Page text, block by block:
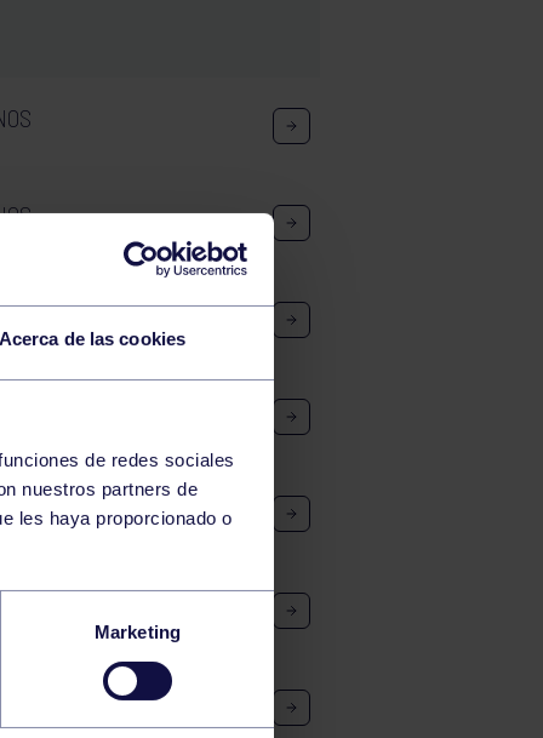
Acerca de las cookies
de redes sociales
nuestros partners de
les haya proporcionado o
Marketing
LA TORRIENTE